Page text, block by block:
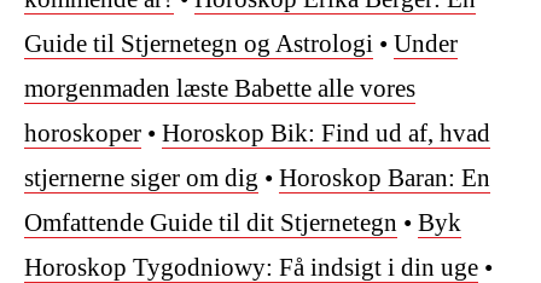
Guide til Stjernetegn og Astrologi • Under
morgenmaden læste Babette alle vores
horoskoper • Horoskop Bik: Find ud af, hvad
stjernerne siger om dig • Horoskop Baran: En
Omfattende Guide til dit Stjernetegn • Byk
Horoskop Tygodniowy: Få indsigt i din uge •